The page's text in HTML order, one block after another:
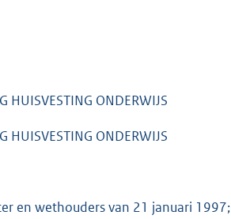
HUISVESTING ONDERWIJS
HUISVESTING ONDERWIJS
en wethouders van 21 januari 1997;